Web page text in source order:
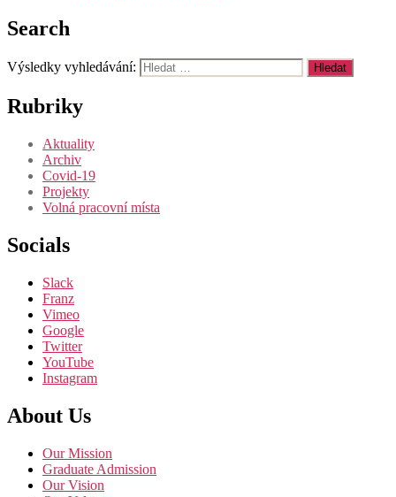
Search
Výsledky vyhledávání:
Rubriky
Aktuality
Archiv
Covid-19
Projekty
Volná pracovní místa
Socials
Slack
Franz
Vimeo
Google
Twitter
YouTube
Instagram
About Us
Our Mission
Graduate Admission
Our Vision